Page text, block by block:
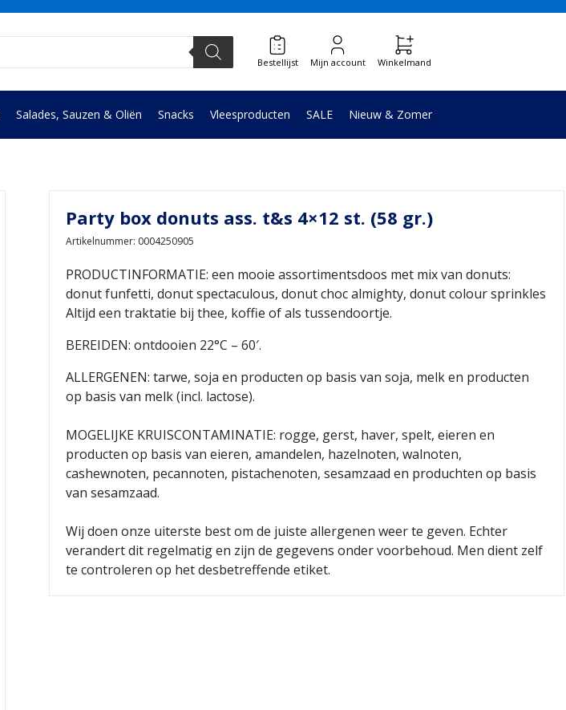
Bestellijst Mijn account Winkelmand
Salades, Sauzen & Oliën Snacks Vleesproducten SALE Nieuw & Zomer
Party box donuts ass. t&s 4×12 st. (58 gr.)
Artikelnummer: 0004250905
PRODUCTINFORMATIE: een mooie assortimentsdoos met mix van donuts:
donut funfetti, donut spectaculous, donut choc almighty, donut colour sprinkles
Altijd een traktatie bij thee, koffie of als tussendoortje.
BEREIDEN: ontdooien 22°C – 60′.
ALLERGENEN: tarwe, soja en producten op basis van soja, melk en producten
op basis van melk (incl. lactose).
MOGELIJKE KRUISCONTAMINATIE: rogge, gerst, haver, spelt, eieren en
producten op basis van eieren, amandelen, hazelnoten, walnoten,
cashewnoten, pecannoten, pistachenoten, sesamzaad en produchten op basis
van sesamzaad.
Wij doen onze uiterste best om de juiste allergenen weer te geven. Echter
verandert dit regelmatig en zijn de gegevens onder voorbehoud. Men dient zelf
te controleren op het desbetreffende etiket.